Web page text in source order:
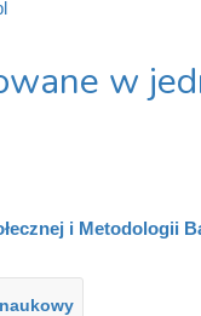
w
i Metodologii